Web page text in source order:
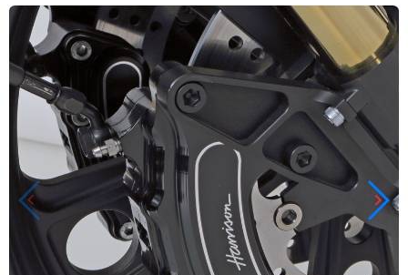
Précédent
keyboard_arrow_left keyboard_arrow_right